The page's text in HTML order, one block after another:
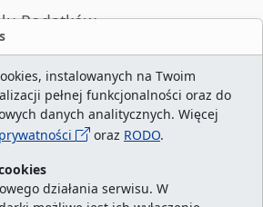
instalowanych na Twoim
pełnej funkcjonalności oraz do
danych analitycznych. Więcej
oraz RODO.
działania serwisu. W
Podatków
Spraw Obywatelskich
/ aktualna strona:
strony
cookies